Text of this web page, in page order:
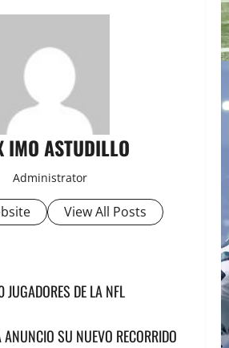
IMO ASTUDILLO
Administrator
View All Posts
JUGADORES DE LA NFL
ANUNCIO SU NUEVO RECORRIDO